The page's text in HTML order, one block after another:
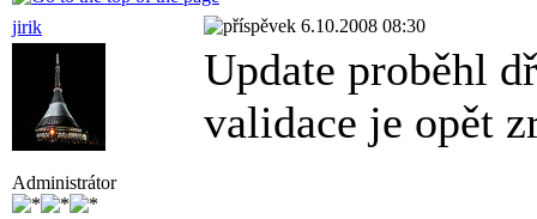
jirik 6.10.2008 08:30
Administrátor
Update proběhl
validace je opět